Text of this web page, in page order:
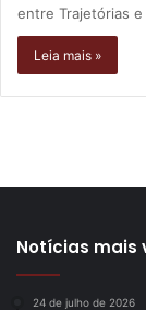
entre Trajetórias
Leia mais »
Notícias mais
24 de julho de 2026